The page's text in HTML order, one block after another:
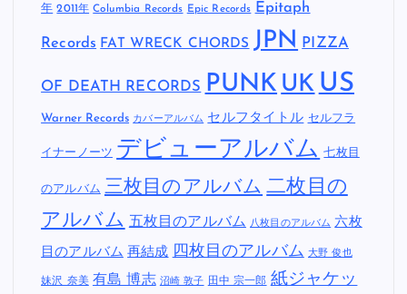
年 2011年 Columbia Records Epic Records Epitaph
Records FAT WRECK CHORDS JPN PIZZA
OF DEATH RECORDS PUNK UK US
Warner Records カバーアルバム セルフタイトル セルフラ
イナーノーツ デビューアルバム 七枚目
のアルバム 三枚目のアルバム 二枚目の
アルバム 五枚目のアルバム 八枚目のアルバム 六枚
目のアルバム 再結成 四枚目のアルバム 大野 俊也
妹沢 奈美 有島 博志 沼崎 敦子 田中 宗一郎 紙ジャケッ